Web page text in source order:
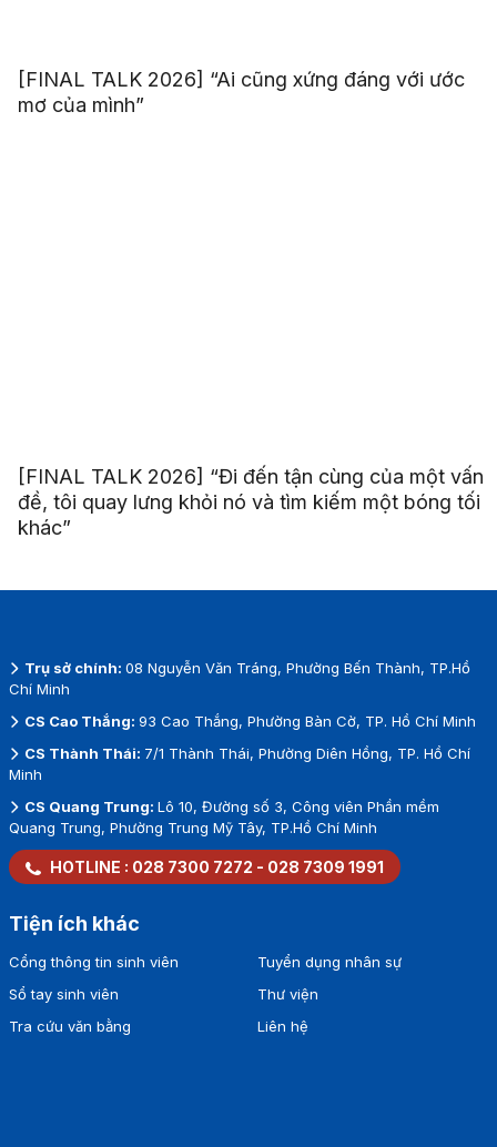
[FINAL TALK 2026] “Ai cũng xứng đáng với ước
mơ của mình”
[FINAL TALK 2026] “Đi đến tận cùng của một vấn
đề, tôi quay lưng khỏi nó và tìm kiếm một bóng tối
khác”
Trụ sở chính: 08 Nguyễn Văn Tráng, Phường Bến Thành, TP.Hồ
Chí Minh
CS Cao Thắng: 93 Cao Thắng, Phường Bàn Cờ, TP. Hồ Chí Minh
CS Thành Thái: 7/1 Thành Thái, Phường Diên Hồng, TP. Hồ Chí
Minh
CS Quang Trung: Lô 10, Đường số 3, Công viên Phần mềm
Quang Trung, Phường Trung Mỹ Tây, TP.Hồ Chí Minh
HOTLINE : 028 7300 7272 - 028 7309 1991
Tiện ích khác
Cổng thông tin sinh viên
Sổ tay sinh viên
Tra cứu văn bằng
Tuyển dụng nhân sự
Thư viện
Liên hệ